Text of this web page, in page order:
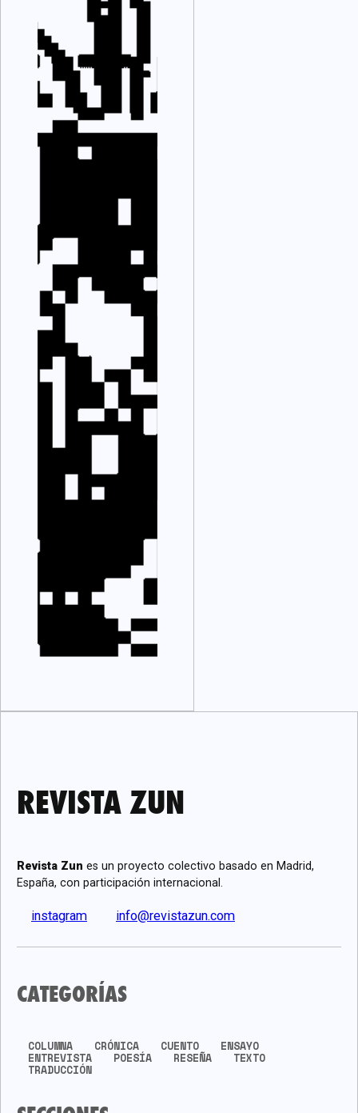
REVISTA ZUN
Revista Zun es un proyecto colectivo basado en Madrid,
España, con participación internacional.
instagram info@revistazun.com
CATEGORÍAS
COLUMNA CRÓNICA CUENTO ENSAYO
ENTREVISTA POESÍA RESEÑA TEXTO
TRADUCCIÓN